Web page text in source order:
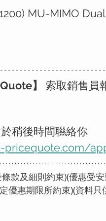
MU-MIMO
】 索取銷售員
稍後時間聮絡你
pricequote.com/
款及細則約束)(優惠受
優惠期限所約束)(資料